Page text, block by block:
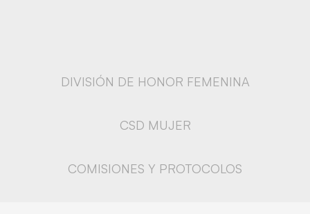
DIVISIÓN DE HONOR FEMENINA
CSD MUJER
COMISIONES Y PROTOCOLOS